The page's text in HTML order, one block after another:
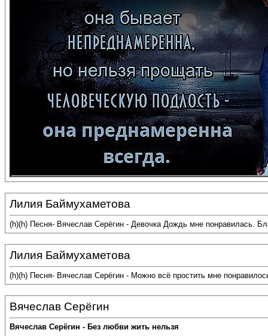
Лилия Баймухаметова
(h)(h) Песня- Вячеслав Серёгин - Девочка Дождь мне понравилась.
Лилия Баймухаметова
(h)(h) Песня- Вячеслав Серёгин - Можно всё простить мне
Вячеслав Серёгин
Вячеслав Серёгин - Без любви жить нельзя